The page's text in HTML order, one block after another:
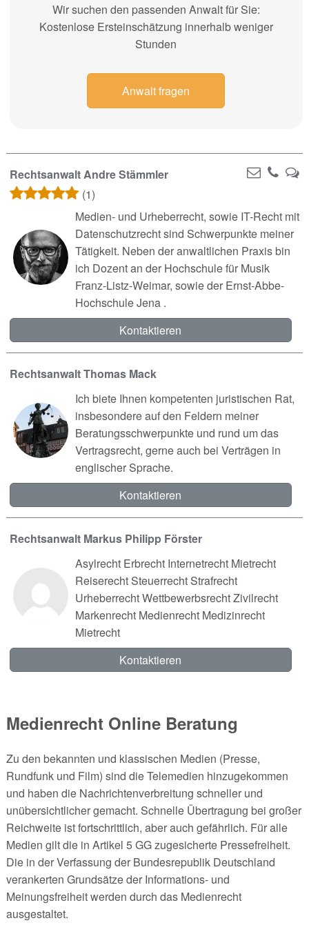
Wir suchen den passenden Anwalt für Sie:
Kostenlose Ersteinschätzung innerhalb weniger
Stunden
Anwalt fragen
Rechtsanwalt Andre Stämmler
(1)
Medien- und Urheberrecht, sowie IT-Recht mit
Datenschutzrecht sind Schwerpunkte meiner
Tätigkeit. Neben der anwaltlichen Praxis bin
ich Dozent an der Hochschule für Musik
Franz-Listz-Weimar, sowie der Ernst-Abbe-
Hochschule Jena .
Kontaktieren
Rechtsanwalt Thomas Mack
Ich biete Ihnen kompetenten juristischen Rat,
insbesondere auf den Feldern meiner
Beratungsschwerpunkte und rund um das
Vertragsrecht, gerne auch bei Verträgen in
englischer Sprache.
Kontaktieren
Rechtsanwalt Markus Philipp Förster
Asylrecht Erbrecht Internetrecht Mietrecht
Reiserecht Steuerrecht Strafrecht
Urheberrecht Wettbewerbsrecht Zivilrecht
Markenrecht Medienrecht Medizinrecht
Mietrecht
Kontaktieren
Medienrecht Online Beratung
Zu den bekannten und klassischen Medien (Presse,
Rundfunk und Film) sind die Telemedien hinzugekommen
und haben die Nachrichtenverbreitung schneller und
unübersichtlicher gemacht. Schnelle Übertragung bei großer
Reichweite ist fortschrittlich, aber auch gefährlich. Für alle
Medien gilt die in Artikel 5 GG zugesicherte Pressefreiheit.
Die in der Verfassung der Bundesrepublik Deutschland
verankerten Grundsätze der Informations- und
Meinungsfreiheit werden durch das Medienrecht
ausgestaltet.